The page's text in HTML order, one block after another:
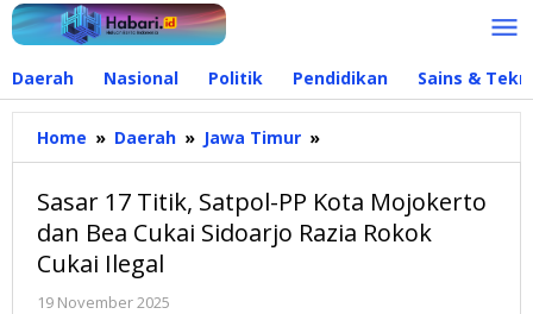
Lewati
ke
Daerah Nasional Politik Pendidikan Sains &
Home » Daerah » Jawa Timur »
17
Satpol-
PP
Sasar 17 Titik, Satpol-PP Kota Mojokerto
dan Bea Cukai Sidoarjo Razia Rokok
Cukai Ilegal
19 November 2025